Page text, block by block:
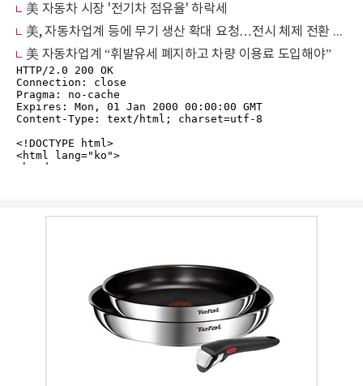
美 자동차 시장 '전기차 점유율' 하락세
美, 자동차업계 등에 무기 생산 확대 요청…전시 체제 전환 시사
美 자동차업계 “휘발유세 폐지하고 차량 이용료 도입해야”